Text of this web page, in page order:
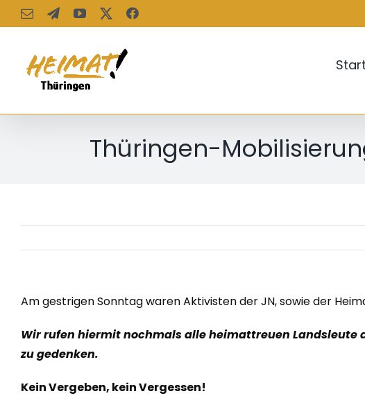
Zum
Inhalt
E-
Mail
TelegramYouTube Facebook
Thüringen-
Am gestrigen Sonntag waren Aktivisten der JN, sowie der
Wir rufen hiermit nochmals alle heimattreuen Landsleute
zu gedenken.
Kein Vergeben, kein Vergessen!